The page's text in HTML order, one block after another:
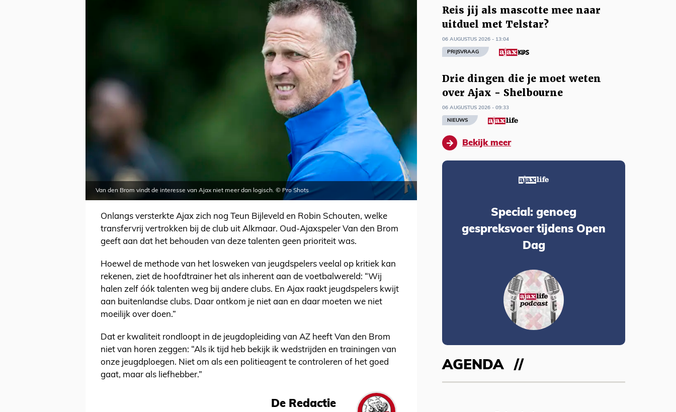
Van den Brom vindt de interesse van Ajax niet meer dan logisch. © Pro Shots
Onlangs versterkte Ajax zich nog Teun Bijleveld en Robin Schouten, welke
transfervrij vertrokken bij de club uit Alkmaar. Oud-Ajaxspeler Van den Brom
geeft aan dat het behouden van deze talenten geen prioriteit was.
Hoewel de methode van het losweken van jeugdspelers veelal op kritiek kan
rekenen, ziet de hoofdtrainer het als inherent aan de voetbalwereld: “Wij
halen zelf óók talenten weg bij andere clubs. En Ajax raakt jeugdspelers kwijt
aan buitenlandse clubs. Daar ontkom je niet aan en daar moeten we niet
moeilijk over doen.”
Dat er kwaliteit rondloopt in de jeugdopleiding van AZ heeft Van den Brom
niet van horen zeggen: “Als ik tijd heb bekijk ik wedstrijden en trainingen van
onze jeugdploegen. Niet om als een politieagent te controleren of het goed
gaat, maar als liefhebber.”
De Redactie
Reis jij als mascotte mee naar
uitduel met Telstar?
06 AUGUSTUS 2026 - 13:04
PRIJSVRAAG
Drie dingen die je moet weten
over Ajax - Shelbourne
06 AUGUSTUS 2026 - 09:33
NIEUWS
Bekijk meer
Special: genoeg
gespreksvoer tijdens Open
Dag
AGENDA